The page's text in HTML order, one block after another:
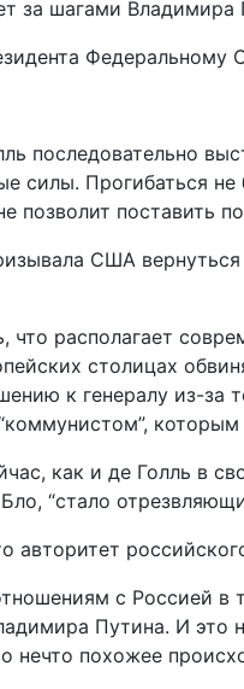
за шагами
последовательно
силы. Прогибаться
позволит поставить
США
что располагает
столицах
к генералу из-за
как и де Голль в
“стало
авторитет
с Россией
Путина. И
нечто похожее